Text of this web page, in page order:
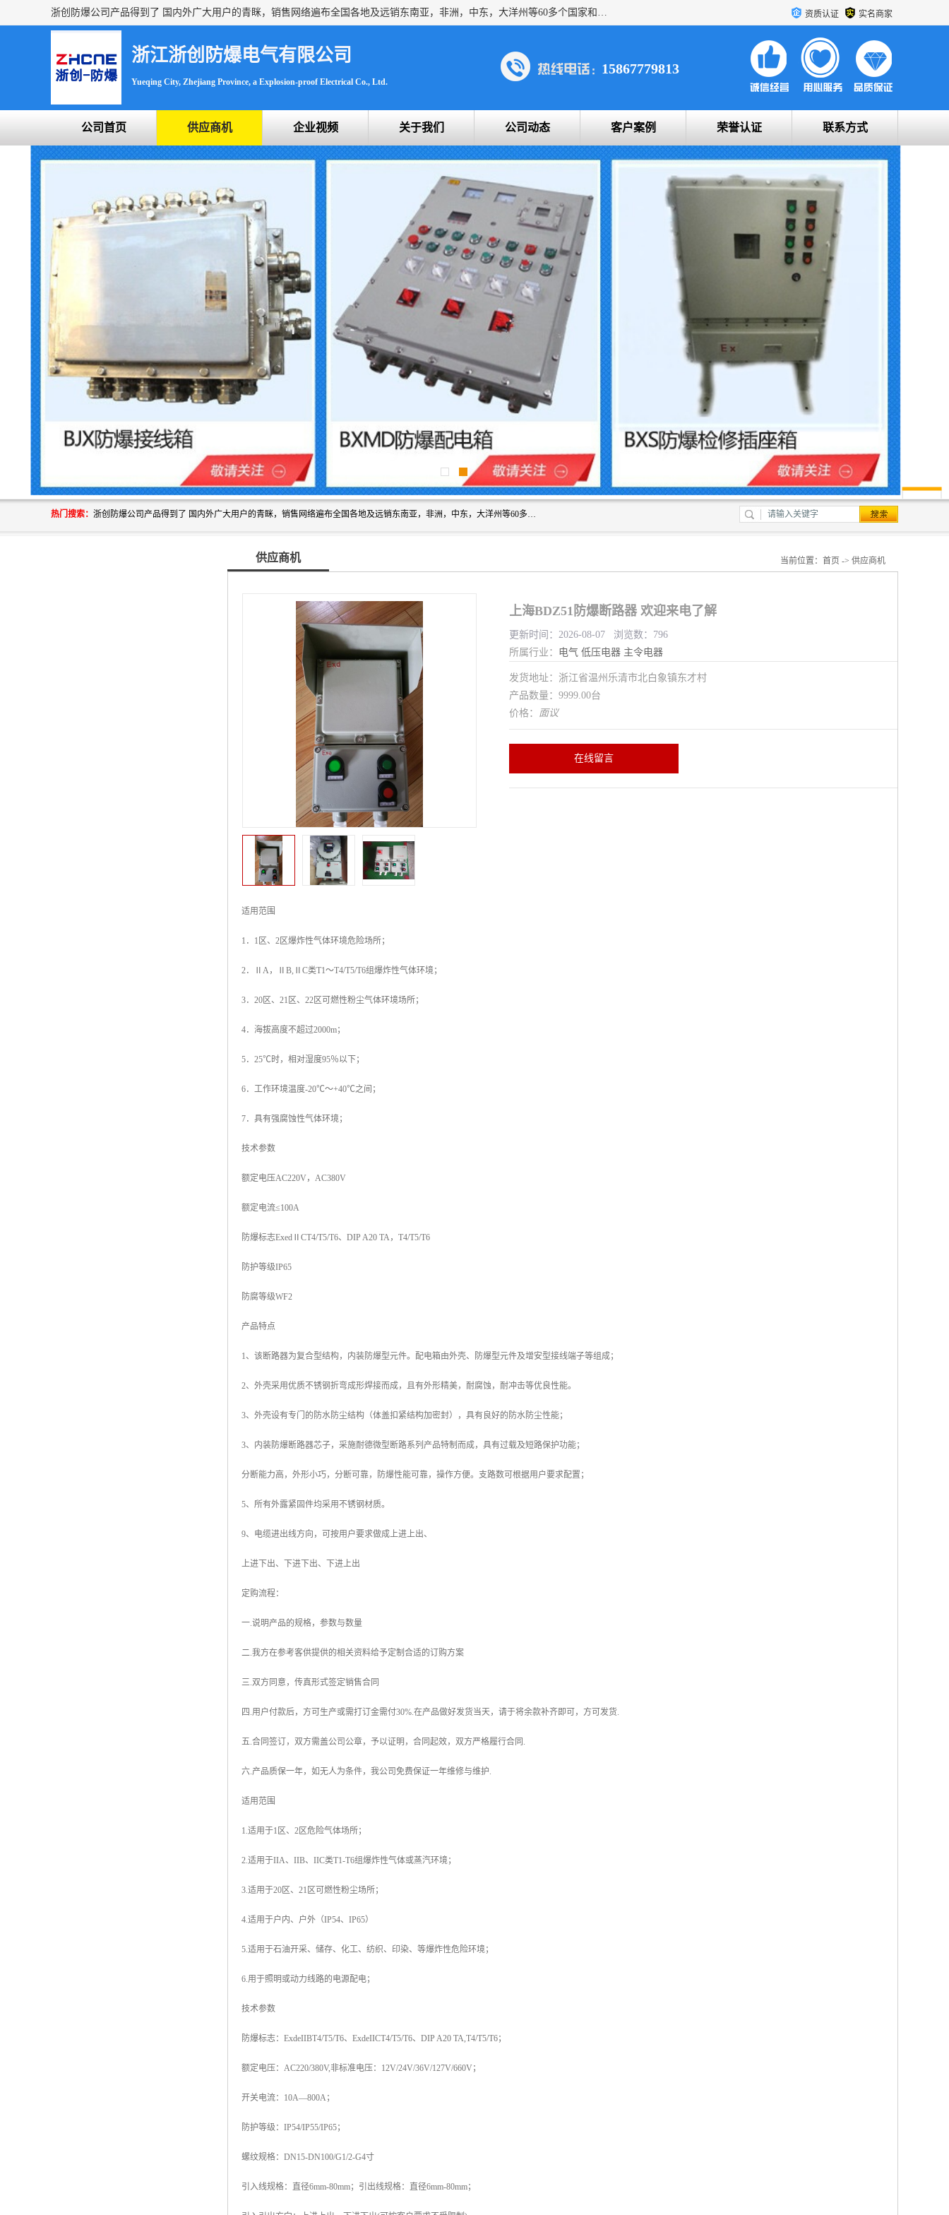
浙创防爆公司产品得到了 国内外广大用户的青眯，销售网络遍布全国各地及远销东南亚，非洲，中东，大洋州等60多个国家和地区，并初步建立起以中国大陆为总部的全球营销体系。 专业生产：防爆电气，BXMD系列防爆照明动力配电箱，BJX防爆接线箱，BKX防爆控制箱，防爆检修电源箱，防爆开关箱，不锈钢防爆箱，201/304/316不锈钢防爆配电箱系列， 防爆防腐系列，防爆防腐操作柱，防爆防腐控制箱 浙创防爆 资质认证 实名商家
浙江浙创防爆电气有限公司
Yueqing City, Zhejiang Province, a Explosion-proof Electrical Co., Ltd.
15867779813
公司首页 供应商机 企业视频 关于我们 公司动态 客户案例 荣誉认证 联系方式
热门搜索： 浙创防爆公司产品得到了 国内外广大用户的青眯，销售网络遍布全国各地及远销东南亚，非洲，中东，大洋州等60多个国家和地区，并初步建立起以中国大陆为总部的全球营销体系。 专业生产：防爆电气，BXMD系列防爆照明动力配电箱，BJX防爆接线箱，BKX防爆控制箱，防爆检修电源箱，防爆开关箱，不锈钢防爆箱，201/304/316不锈钢防爆配电箱系列， 防爆防腐系列，防爆防腐操作柱，防爆防腐控制箱 浙创防爆
供应商机 当前位置： 首页 -> 供应商机
上海BDZ51防爆断路器 欢迎来电了解
更新时间：2026-08-07 浏览数：796
所属行业： 电气 低压电器 主令电器
发货地址：浙江省温州乐清市北白象镇东才村
产品数量：9999.00台
价格： 面议
在线留言
适用范围
1．1区、2区爆炸性气体环境危险场所；
2．ⅡA，ⅡB,ⅡC类T1～T4/T5/T6组爆炸性气体环境；
3．20区、21区、22区可燃性粉尘气体环境场所；
4．海拔高度不超过2000m；
5．25℃时，相对湿度95％以下；
6．工作环境温度-20℃～+40℃之间；
7．具有强腐蚀性气体环境；
技术参数
额定电压AC220V，AC380V
额定电流≤100A
防爆标志ExedⅡCT4/T5/T6、DIP A20 TA，T4/T5/T6
防护等级IP65
防腐等级WF2
产品特点
1、该断路器为复合型结构，内装防爆型元件。配电箱由外壳、防爆型元件及增安型接线端子等组成；
2、外壳采用优质不锈钢折弯成形焊接而成，且有外形精美，耐腐蚀，耐冲击等优良性能。
3、外壳设有专门的防水防尘结构（体盖扣紧结构加密封），具有良好的防水防尘性能；
3、内装防爆断路器芯子，采施耐德微型断路系列产品特制而成，具有过载及短路保护功能；
分断能力高，外形小巧，分断可靠，防爆性能可靠，操作方便。支路数可根据用户要求配置；
5、所有外露紧固件均采用不锈钢材质。
9、电缆进出线方向，可按用户要求做成上进上出、
上进下出、下进下出、下进上出
定购流程：
一.说明产品的规格，参数与数量
二.我方在参考客供提供的相关资料给予定制合适的订购方案
三.双方同意，传真形式签定销售合同
四.用户付款后，方可生产或需打订金需付30%.在产品做好发货当天，请于将余款补齐即可，方可发货.
五.合同签订，双方需盖公司公章，予以证明，合同起效，双方严格履行合同.
六.产品质保一年，如无人为条件，我公司免费保证一年维修与维护.
适用范围
1.适用于1区、2区危险气体场所；
2.适用于IIA、IIB、IIC类T1-T6组爆炸性气体或蒸汽环境；
3.适用于20区、21区可燃性粉尘场所；
4.适用于户内、户外（IP54、IP65）
5.适用于石油开采、储存、化工、纺织、印染、等爆炸性危险环境；
6.用于照明或动力线路的电源配电；
技术参数
防爆标志：ExdeIIBT4/T5/T6、ExdeIICT4/T5/T6、DIP A20 TA,T4/T5/T6；
额定电压：AC220/380V,非标准电压：12V/24V/36V/127V/660V；
开关电流：10A—800A；
防护等级：IP54/IP55/IP65；
螺纹规格：DN15-DN100/G1/2-G4寸
引入线规格：直径6mm-80mm；引出线规格：直径6mm-80mm；